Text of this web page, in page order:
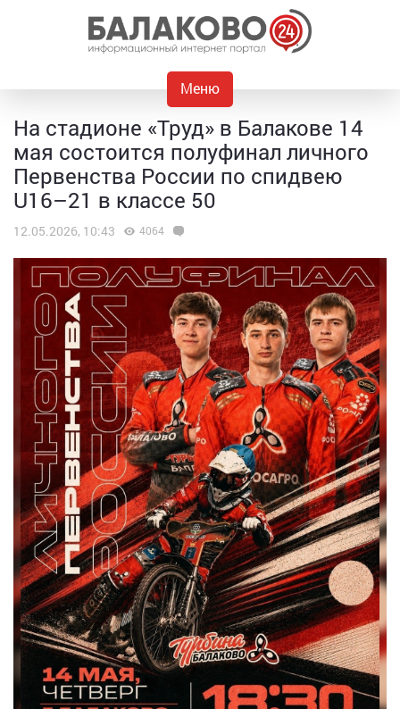
Меню
На стадионе «Труд» в Балакове 14
мая состоится полуфинал личного
Первенства России по спидвею
U16–21 в классе 50
12.05.2026, 10:43 4064